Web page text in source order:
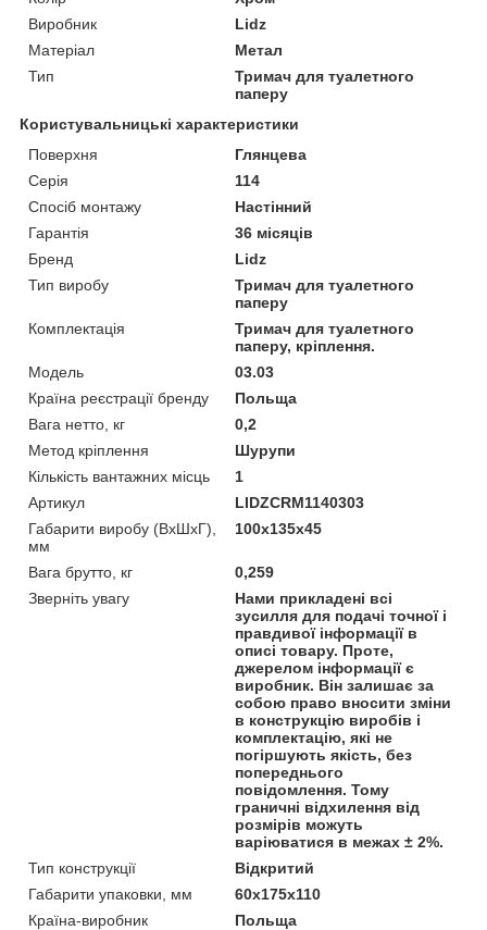
Виробник
Lidz
Матеріал
Метал
Тип
Тримач для туалетного
паперу
Користувальницькі характеристики
Поверхня
Глянцева
Серія
114
Спосіб монтажу
Настінний
Гарантія
36 місяців
Бренд
Lidz
Тип виробу
Тримач для туалетного
паперу
Комплектація
Тримач для туалетного
паперу, кріплення.
Модель
03.03
Країна реєстрації бренду
Польща
Вага нетто, кг
0,2
Метод кріплення
Шурупи
Кількість вантажних місць
1
Артикул
LIDZCRM1140303
Габарити виробу (ВхШхГ),
мм
100х135х45
Вага брутто, кг
0,259
Зверніть увагу
Нами прикладені всі
зусилля для подачі точної і
правдивої інформації в
описі товару. Проте,
джерелом інформації є
виробник. Він залишає за
собою право вносити зміни
в конструкцію виробів і
комплектацію, які не
погіршують якість, без
попереднього
повідомлення. Тому
граничні відхилення від
розмірів можуть
варіюватися в межах ± 2%.
Тип конструкції
Відкритий
Габарити упаковки, мм
60х175х110
Країна-виробник
Польща